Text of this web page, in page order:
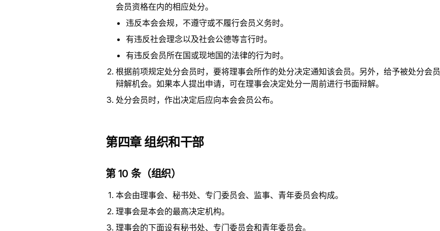
会员资格在内的相应处分。
违反本会会规，不遵守或不履行会员义务时。
有违反社会理念以及社会公德等言行时。
有违反会员所在国或现地国的法律的行为时。
根据前项规定处分会员时，要将理事会所作的处分决定通知该会员。另外，给予被处分会员
辩解机会。如果本人提出申请，可在理事会决定处分一周前进行书面辩解。
处分会员时，作出决定后应向本会会员公布。
第四章 组织和干部
第 10 条（组织）
本会由理事会、秘书处、专门委员会、监事、青年委员会构成。
理事会是本会的最高决定机构。
理事会的下面设有秘书处、专门委员会和青年委员会。